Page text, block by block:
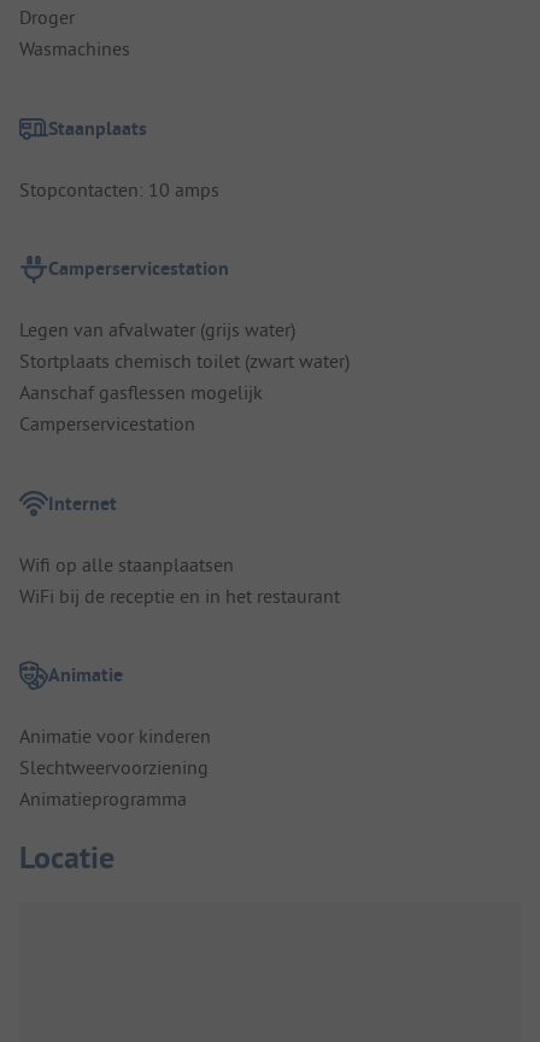
Droger
Wasmachines
Staanplaats
Stopcontacten: 10 amps
Camperservicestation
Legen van afvalwater (grijs water)
Stortplaats chemisch toilet (zwart water)
Aanschaf gasflessen mogelijk
Camperservicestation
Internet
Wifi op alle staanplaatsen
WiFi bij de receptie en in het restaurant
Animatie
Animatie voor kinderen
Slechtweervoorziening
Animatieprogramma
Locatie